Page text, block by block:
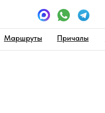
Маршруты Причалы